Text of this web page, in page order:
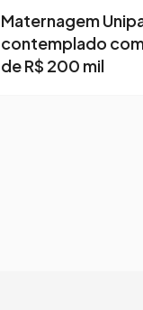
Maternagem
contemplado
de R$ 200 mil